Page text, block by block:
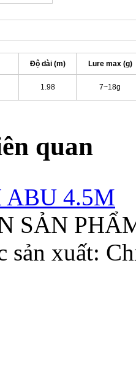
Độ dài (m) Lure max (g)
1.98 7~18g
quan
ABU 4.5M
SẢN
sản xuất: